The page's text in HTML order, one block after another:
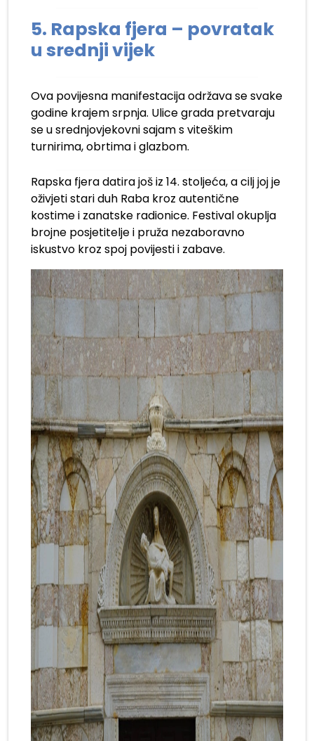
5. Rapska fjera – povratak
u srednji vijek
Ova povijesna manifestacija održava se svake
godine krajem srpnja. Ulice grada pretvaraju
se u srednjovjekovni sajam s viteškim
turnirima, obrtima i glazbom.
Rapska fjera datira još iz 14. stoljeća, a cilj joj je
oživjeti stari duh Raba kroz autentične
kostime i zanatske radionice. Festival okuplja
brojne posjetitelje i pruža nezaboravno
iskustvo kroz spoj povijesti i zabave.